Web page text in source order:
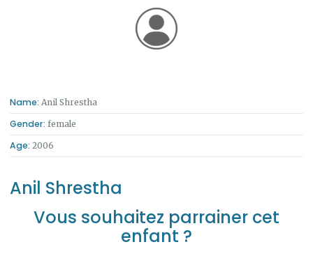
Name: Anil Shrestha
Gender: female
Age: 2006
Anil Shrestha
Vous souhaitez parrainer cet
enfant ?